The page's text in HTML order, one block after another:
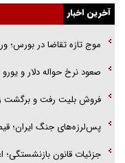
گفتگوی دکتر اخوان مدیرمسئول
هرمز»
امام حسین (ع) کشته
فریاد‌ها و ناله‌های دوستان
آخرین اخبار
موج تازه تقاضا در بورس؛ ورود ۹ همت پول
صعود نرخ حواله دلار و یورو
فروش بلیت رفت و برگشت
پس‌لرزه‌های جنگ ایران؛
جزئیات قانون بازنشستگی؛